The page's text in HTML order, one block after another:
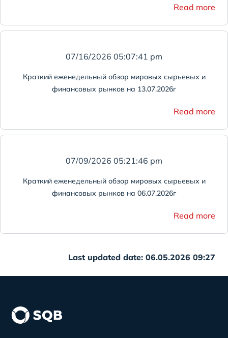
Read more
07/16/2026 05:07:41 pm
Краткий еженедельный обзор мировых сырьевых и
финансовых рынков на 13.07.2026г
Read more
07/09/2026 05:21:46 pm
Краткий еженедельный обзор мировых сырьевых и
финансовых рынков на 06.07.2026г
Read more
Last updated date: 06.05.2026 09:27